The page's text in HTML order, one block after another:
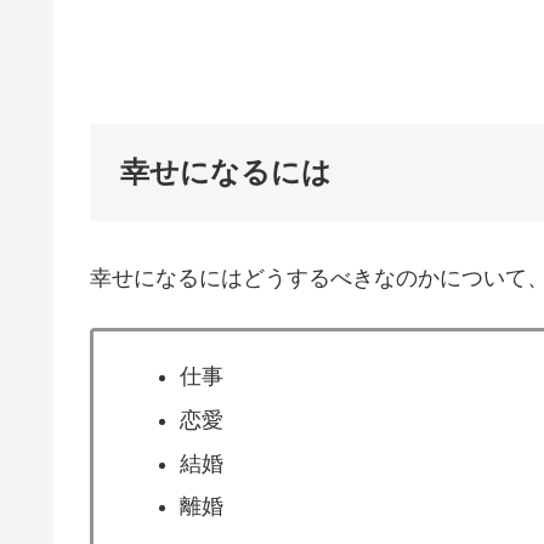
幸せになるには
幸せになるにはどうするべきなのかについて
仕事
恋愛
結婚
離婚